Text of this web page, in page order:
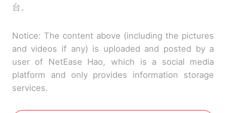
台。
Notice: The content above (including the pictures
and videos if any) is uploaded and posted by a
user of NetEase Hao, which is a social media
platform and only provides information storage
services.